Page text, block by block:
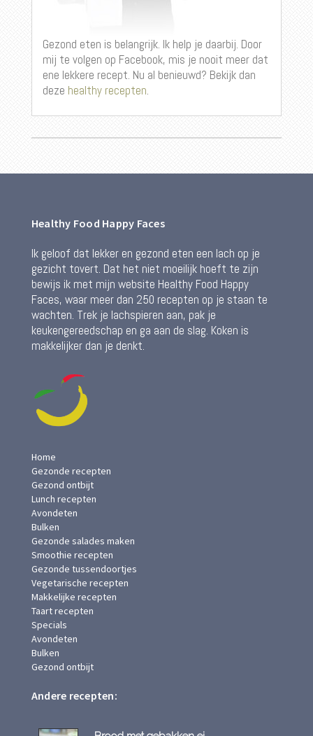
Gezond eten is belangrijk. Ik help je daarbij. Door
mij te volgen op Facebook, mis je nooit meer dat
ene lekkere recept. Nu al benieuwd? Bekijk dan
deze healthy recepten.
Healthy Food Happy Faces
Ik geloof dat lekker en gezond eten een lach op je
gezicht tovert. Dat het niet moeilijk hoeft te zijn
bewijs ik met mijn website Healthy Food Happy
Faces, waar meer dan 250 recepten op je staan te
wachten. Trek je lachspieren aan, pak je
keukengereedschap en ga aan de slag. Koken is
makkelijker dan je denkt.
Home
Gezonde recepten
Gezond ontbijt
Lunch recepten
Avondeten
Bulken
Gezonde salades maken
Smoothie recepten
Gezonde tussendoortjes
Vegetarische recepten
Makkelijke recepten
Taart recepten
Specials
Avondeten
Bulken
Gezond ontbijt
Andere recepten: